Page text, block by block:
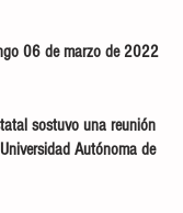
06 de marzo de 2022
sostuvo una reunión
Autónoma de